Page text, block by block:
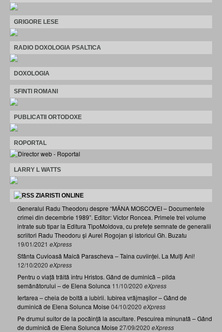
GRIGORE LESE
RADIO DOXOLOGIA PSALTICA
DOXOLOGIA
SFINTI ROMANI
PUBLICATII ORTODOXE
ROPORTAL
LARRY L WATTS
ZIARISTI ONLINE
Generalul Radu Theodoru despre “MÂNA MOSCOVEI – Documentele
crimei din decembrie 1989”. Editor: Victor Roncea. Primele trei volume
intrate sub tipar la Editura TipoMoldova, cu prefețe semnate de generalii
scriitori Radu Theodoru și Aurel Rogojan și istoricul Gh. Buzatu
19/01/2021 eXpress
Sfânta Cuvioasă Maică Parascheva – Taina cuviinței. La Mulți Ani!
12/10/2020 eXpress
Pentru o viață trăită întru Hristos. Gând de duminică – pilda
semănătorului – de Elena Solunca 11/10/2020 eXpress
Iertarea – cheia de boltă a iubirii. Iubirea vrăjmașilor – Gând de
duminică de Elena Solunca Moise 04/10/2020 eXpress
Pe drumul suitor de la pocăință la ascultare. Pescuirea minunată – Gând
de duminică de Elena Solunca Moise 27/09/2020 eXpress